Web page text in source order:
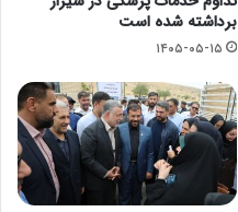
برداشته شده است
۱۴۰۵-۰۵-۱۵